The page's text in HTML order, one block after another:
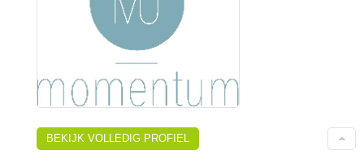
BEKIJK VOLLEDIG PROFIEL